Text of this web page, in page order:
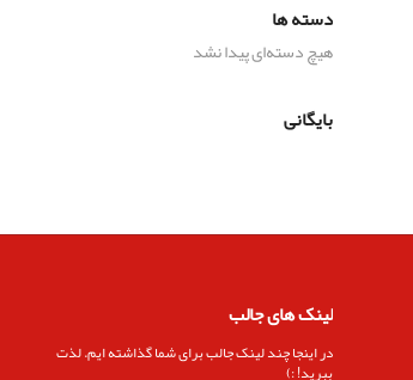
دسته ها
هیچ دسته‌ای پیدا نشد
بایگانی
لینک های جالب
در اینجا چند لینک جالب برای شما گذاشته ایم. لذت
ببرید! :)